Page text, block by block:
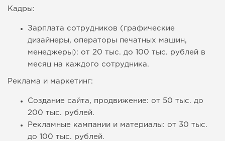
Кадры:
Зарплата сотрудников (графические
дизайнеры, операторы печатных машин,
менеджеры): от 20 тыс. до 100 тыс. рублей в
месяц на каждого сотрудника.
Реклама и маркетинг:
Создание сайта, продвижение: от 50 тыс. до
200 тыс. рублей.
Рекламные кампании и материалы: от 30 тыс.
до 100 тыс. рублей.